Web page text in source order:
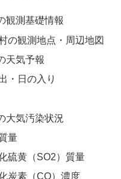
観測基礎情報
の観測地点・周辺地図
天気予報
・日の入り
大気汚染状況
量
硫黄（SO2）質量
炭素（CO）濃度